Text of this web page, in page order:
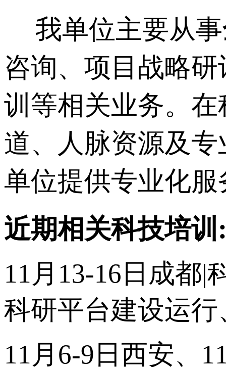
我单位主要从事
咨询、项目战略
训等相关业务。
道、人脉资源及
单位提供专业化
近期相关科技培
11月13-16日成都|
科研平台建设运
11月6-9日西安、